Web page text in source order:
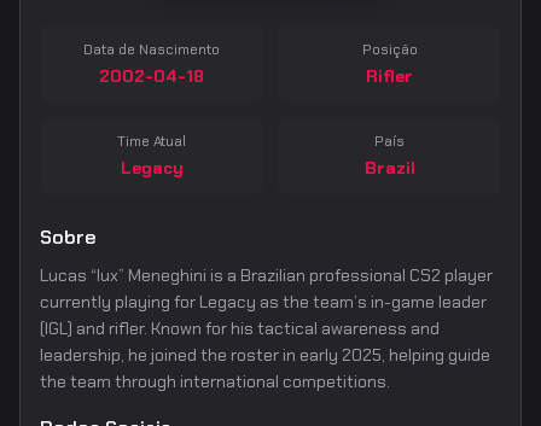
Data de Nascimento
2002-04-18
Posição
Rifler
Time Atual
Legacy
País
Brazil
Sobre
Lucas “lux” Meneghini is a Brazilian professional CS2 player
currently playing for Legacy as the team’s in-game leader
(IGL) and rifler. Known for his tactical awareness and
leadership, he joined the roster in early 2025, helping guide
the team through international competitions.